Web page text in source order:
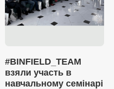
#BINFIELD_TEAM
взяли участь в
навчальному семінарі